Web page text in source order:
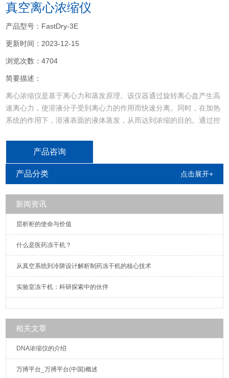
真空离心浓缩仪
产品型号：FastDry-3E
更新时间：2023-12-15
浏览次数：4704
简要描述：
离心浓缩仪是基于离心力和蒸发原理。该仪器通过旋转离心盘产生高
速离心力，使溶液分子受到离心力的作用而快速分离。同时，在加热
系统的作用下，溶液表面的液体蒸发，从而达到浓缩的目的。通过控
产品咨询
产品分类 点击展开+
新闻资讯
​​层析柜的使命与价值
什么是医药冻干机？​​
从真空系统到冷阱设计解析制药冻干机的核心技术
实验室冻干机：科研探索中的伙伴
相关文章
DNA浓缩仪的介绍
万搏平台_万搏平台(中国)概述